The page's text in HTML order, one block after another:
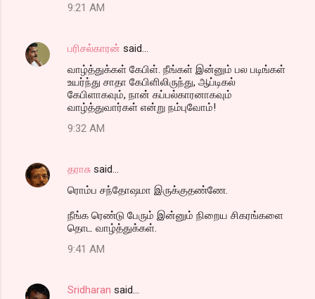
9:21 AM
பரிசல்காரன் said…
வாழ்த்துக்கள் கேபிள். நீங்கள் இன்னும் பல படிங்கள்
உயர்ந்து சாதா கேபிளிலிருந்து, ஆப்டிகல்
கேபிளாகவும், நான் கப்பல்காரனாகவும்
வாழ்த்துவார்கள் என்று நம்புவோம்!
9:32 AM
தராசு said…
ரொம்ப சந்தோஷமா இருக்குதண்ணே.
நீங்க ரெண்டு பேரும் இன்னும் நிறைய சிகரங்களை
தொட வாழ்த்துக்கள்.
9:41 AM
Sridharan said…